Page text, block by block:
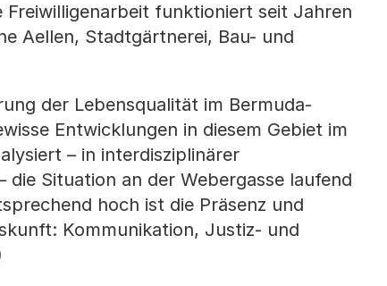
funktioniert seit Jahren
Aellen, Stadtgärtnerei, Bau- und
der Lebensqualität im Bermuda-
Entwicklungen in diesem Gebiet im
– in interdisziplinärer
Situation an der Webergasse laufend
hoch ist die Präsenz und
Kommunikation, Justiz- und